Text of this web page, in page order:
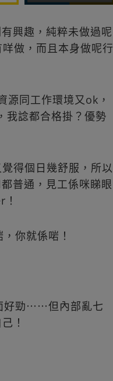
興趣，純粹未做過呢
做，而且本身做呢行
同工作環境又ok，
我諗都合格掛？優勢
得個日幾舒服，所以
普通，見工係咪睇眼
你就係啱！
好勁⋯⋯但內部亂七
！